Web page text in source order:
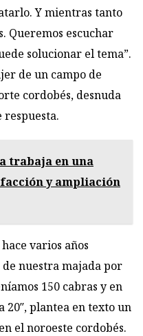
Y mientras tanto
Queremos escuchar
solucionar el tema”.
de un campo de
cordobés, desnuda
respuesta.
trabaja en una
y ampliación
varios años
nuestra majada por
150 cabras y en
20″, plantea en texto un
el noroeste cordobés.